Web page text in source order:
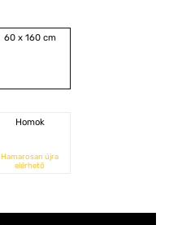
60 x 160 cm
Homok
Hamarosan újra
elérhető